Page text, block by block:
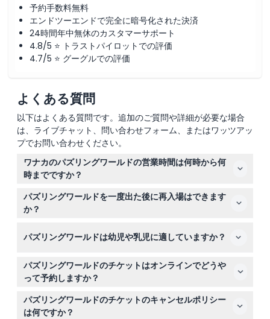
予約手数料無料
エンドツーエンドで完全に暗号化された決済
24時間年中無休のカスタマーサポート
4.8/5 ⭐ トラストパイロットでの評価
4.7/5 ⭐ グーグルでの評価
よくある質問
以下はよくある質問です。追加のご質問や詳細が必要な場合
は、ライブチャット、問い合わせフォーム、またはワッツアッ
プでお問い合わせください。
ワナカのパズリングワールドの営業時間は何時から何
時までですか？
パズリングワールドは毎日午前9時から午後5時まで営業
しており、最終入場は午後4時30分です。クリスマス当日
は休業しています（変更の可能性がありますので、ご予約
時にご確認ください）。
パズリングワールドを一度出た後に再入場はできます
か？
的にご訪問ください。
パズリングワールドは幼児や乳児に適していますか？
はい、5歳から15歳のお子様は歓迎されており、0歳から4
歳の乳児は無料で入場できます。家族向けの施設で、全て
の年齢に適しています。
パズリングワールドのチケットはオンラインでどうや
って予約しますか？
このウェブサイトで、ご希望の日付を選択して空き状況を
確認しながら簡単にオンライン予約ができます。
パズリングワールドのチケットのキャンセルポリシー
は何ですか？